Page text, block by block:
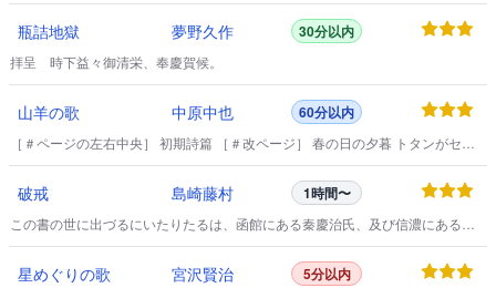
瓶詰地獄 夢野久作 30分以内
拝呈 時下益々御清栄、奉慶賀候。
山羊の歌 中原中也 60分以内
［＃ページの左右中央］ 初期詩篇 ［＃改ページ］ 春の日の夕暮 トタンがセン
い ただただ月の光のヌメランとするまゝに 従順なのは 春の日の夕暮か ポトホ
破戒 島崎藤村 1時間〜
この書の世に出づるにいたりたるは、函館にある秦慶治氏、及び信濃にある神
星めぐりの歌 宮沢賢治 5分以内